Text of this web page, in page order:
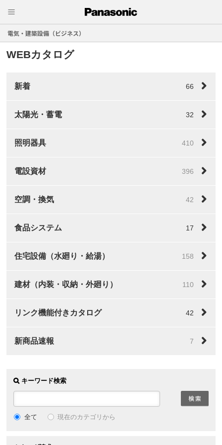
電気・建築設備（ビジネス）
WEBカタログ
新着 66
太陽光・蓄電 32
照明器具 410
電設資材 396
空調・換気 42
食品システム 17
住宅設備（水廻り・給湯） 158
建材（内装・収納・外廻り） 110
リンク機能付きカタログ 42
新商品速報 7
キーワード検索
全て 現在のカテゴリから